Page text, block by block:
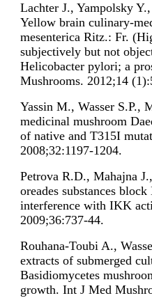
Lachter J., Yampolsky
Yellow brain culinary-
mesenterica Ritz.: Fr.
subjectively but not
Helicobacter pylori; a
Mushrooms. 2012;14
Yassin M., Wasser S.P.,
medicinal mushroom
of native and T315I
2008;32:1197-1204.
Petrova R.D., Mahajna
oreades substances
interference with IKK
2009;36:737-44.
Rouhana-Toubi A.,
extracts of submerged
Basidiomycetes
growth. Int J Med